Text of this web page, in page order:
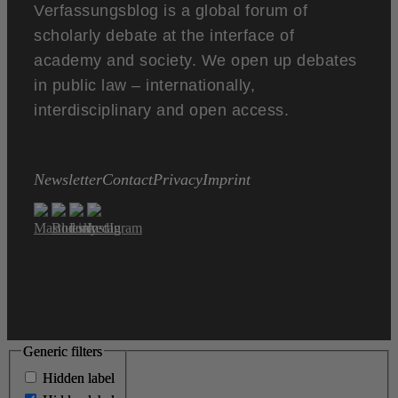
Verfassungsblog is a global forum of
scholarly debate at the interface of
academy and society. We open up debates
in public law – internationally,
interdisciplinary and open access.
NewsletterContactPrivacyImprint
Generic filters
Hidden label
Generic filters
Hidden label